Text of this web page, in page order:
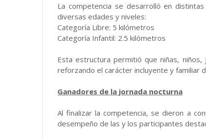
La competencia se desarrolló en
diversas edades y niveles:
Categoría Libre: 5 kilómetros
Categoría Infantil: 2.5 kilómetros
Esta estructura permitió que niñas,
reforzando el carácter incluyente y familiar
Ganadores de la jornada nocturna
Al finalizar la competencia, se dieron a
desempeño de las y los participantes